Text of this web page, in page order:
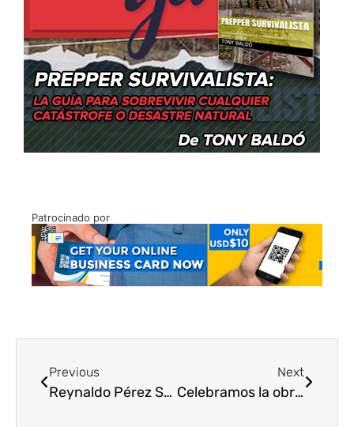
Patrocinado por
Previous
Reynaldo Pérez Só |Un poeta “mutifacético”
Next
Celebramos la obra del Maestro Alexis De La Sierra